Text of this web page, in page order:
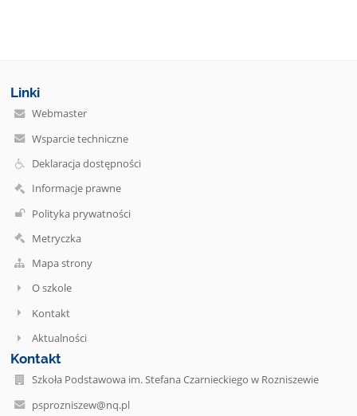
Linki
Webmaster
Wsparcie techniczne
Deklaracja dostępności
Informacje prawne
Polityka prywatności
Metryczka
Mapa strony
O szkole
Kontakt
Aktualności
Kontakt
Szkoła Podstawowa im. Stefana Czarnieckiego w Rozniszewie
psprozniszew@nq.pl